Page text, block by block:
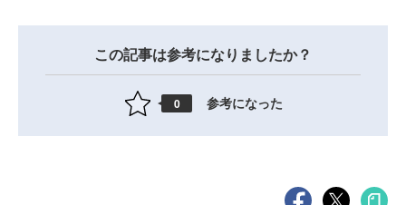
この記事は参考になりましたか？
0 参考になった